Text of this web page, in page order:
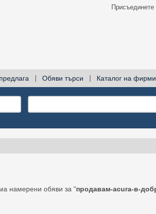
Обяви търси Каталог на
намерени обяви за "продавам-acura-в-